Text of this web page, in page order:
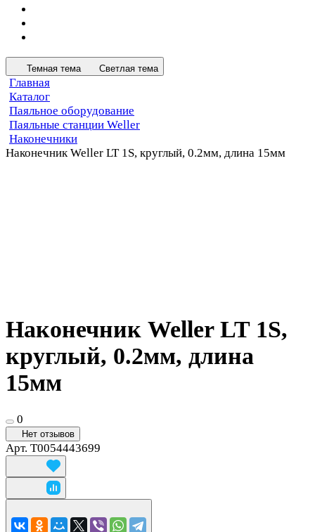
Темная тема Светлая тема
Главная
Каталог
Паяльное оборудование
Паяльные станции Weller
Наконечники
Наконечник Weller LT 1S, круглый, 0.2мм, длина 15мм
Наконечник Weller LT 1S,
круглый, 0.2мм, длина
15мм
0
Нет отзывов
Арт. T0054443699